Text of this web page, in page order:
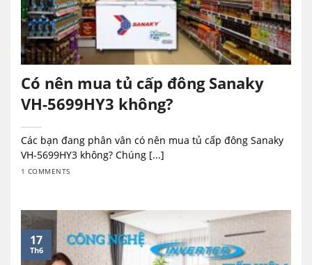
Có nên mua tủ cấp đông Sanaky
VH-5699HY3 không?
Các bạn đang phân vân có nên mua tủ cấp đông Sanaky
VH-5699HY3 không? Chúng [...]
1 COMMENTS
17
Th6